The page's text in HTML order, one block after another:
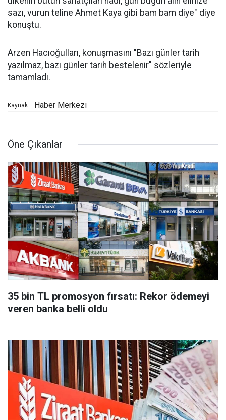
sazı, vurun teline Ahmet Kaya gibi bam bam diye" diye
konuştu.
Arzen Hacıoğulları, konuşmasını "Bazı günler tarih
yazılmaz, bazı günler tarih bestelenir" sözleriyle
tamamladı.
Kaynak: Haber Merkezi
Öne Çıkanlar
35 bin TL promosyon fırsatı: Rekor ödemeyi
veren banka belli oldu